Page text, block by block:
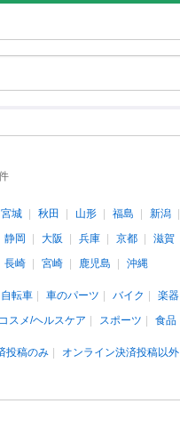
宮城 秋田 山形 福島 新潟
静岡 大阪 兵庫 京都 滋賀
長崎 宮崎 鹿児島 沖縄
自転車 車のパーツ バイク 楽器
コスメ/ヘルスケア スポーツ 食品
投稿のみ オンライン決済投稿以外